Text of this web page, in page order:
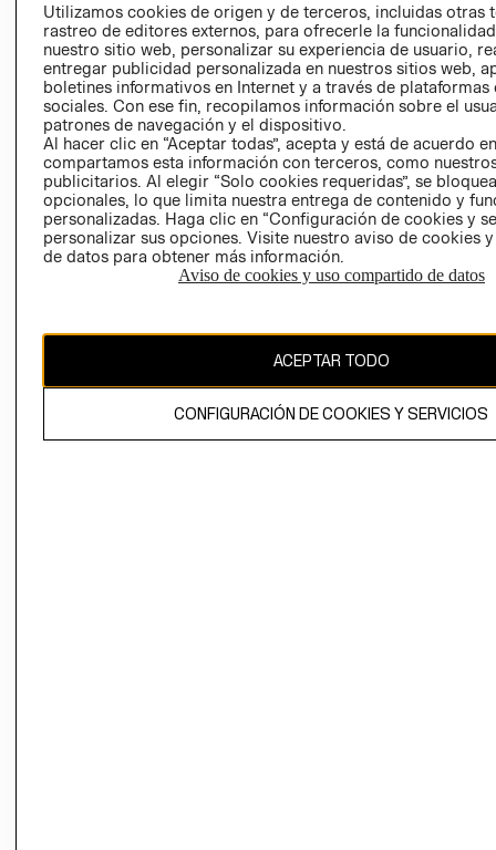
AVISO DE
PRIVACIDAD
GIFT CARD
AVISO DE
El contenido de esta página web está protegido por copyright y es
Utilizamos cookies de origen y de terceros, incluidas otras
rastreo de editores externos, para ofrecerle la
nuestro sitio web, personalizar su experiencia de usuario,
entregar publicidad personalizada en nuestros sitios web,
boletines informativos en Internet y a través de plataformas
sociales. Con ese fin, recopilamos información sobre el
patrones de navegación y el dispositivo.
Al hacer clic en “Aceptar todas”, acepta y está de acuerdo
compartamos esta información con terceros, como
publicitarios. Al elegir “Solo cookies requeridas”, se
opcionales, lo que limita nuestra entrega de contenido y
personalizadas. Haga clic en “Configuración de cookies y
personalizar sus opciones. Visite nuestro aviso de cookies
de datos para obtener más información.
Aviso de cookies y uso compartido de datos
ACEPTAR TODO
CONFIGURACIÓN DE COOKIES Y SERVICIOS